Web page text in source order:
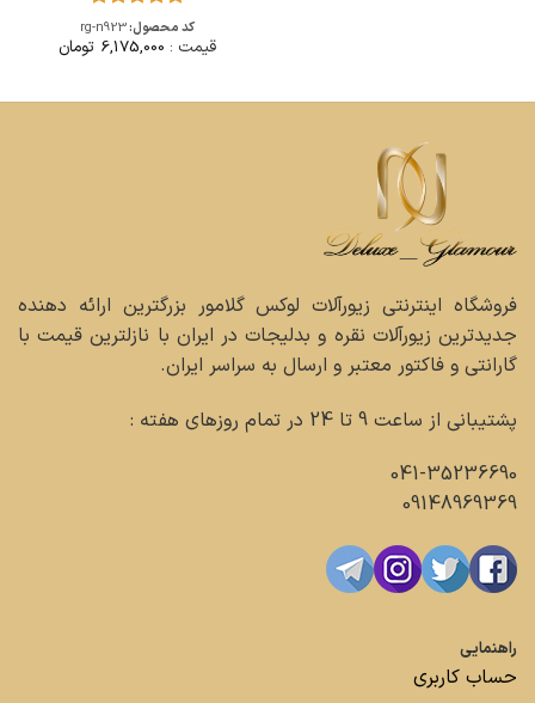
امتیاز5از
5
کد محصول:rg-n923
قیمت : 6,175,000 تومان
فروشگاه اینترنتی زیورآلات لوکس گلامور بزرگترین ارائه دهنده
جدیدترین زیورآلات نقره و بدلیجات در ایران با نازلترین قیمت با
گارانتی و فاکتور معتبر و ارسال به سراسر ایران.
پشتیبانی از ساعت 9 تا 24 در تمام روزهای هفته :
041-35236690
09148969369
راهنمایی
حساب کاربری